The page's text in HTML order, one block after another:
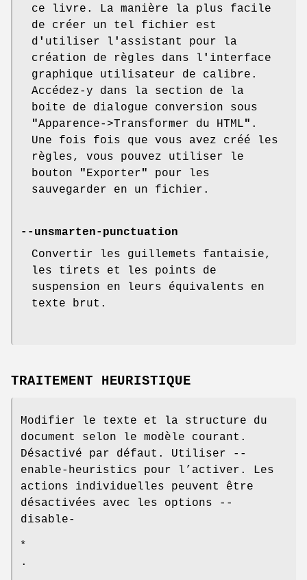
ce livre. La manière la plus facile
de créer un tel fichier est
d ' utiliser l ' assistant pour la
création de règles dans l ' interface
graphique utilisateur de calibre.
Accédez-y dans la section de la
boite de dialogue conversion sous
"Apparence->Transformer du HTML" .
Une fois fois que vous avez créé les
règles, vous pouvez utiliser le
bouton
"Exporter"
pour les
sauvegarder en un fichier.
--unsmarten-punctuation
Convertir les guillemets fantaisie,
les tirets et les points de
suspension en leurs équivalents en
texte brut.
TRAITEMENT HEURISTIQUE
Modifier le texte et la structure du
document selon le modèle courant.
Désactivé par défaut. Utiliser --
enable-heuristics pour l’activer. Les
actions individuelles peuvent être
désactivées avec les options --
disable-
*
.